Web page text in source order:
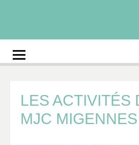
régionale
LES ACTIVITÉS
MJC MIGENNES